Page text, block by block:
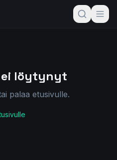
ei löytynyt
palaa etusivulle.